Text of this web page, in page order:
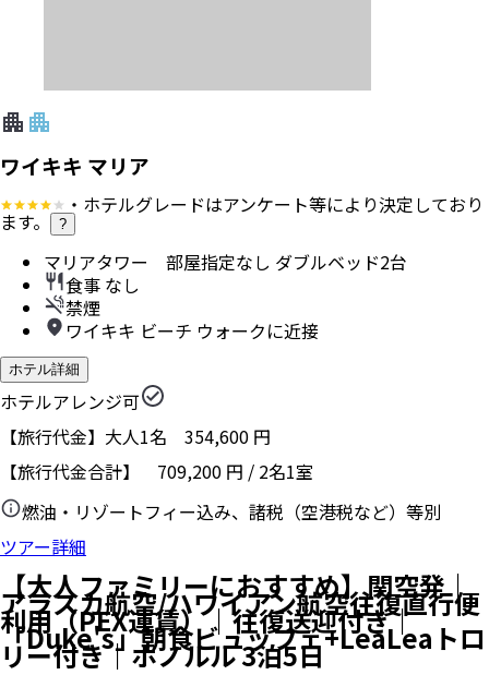
ワイキキ マリア
・ホテルグレードはアンケート等により決定しており
ます。 ?
マリアタワー 部屋指定なし ダブルベッド2台
食事 なし
禁煙
ワイキキ ビーチ ウォークに近接
ホテル詳細
ホテルアレンジ可
【旅行代金】大人1名 354,600 円
【旅行代金合計】 709,200 円 / 2名1室
燃油・リゾートフィー込み、諸税（空港税など）等別
ツアー詳細
【大人ファミリーにおすすめ】関空発｜
アラスカ航空/ハワイアン航空往復直行便
利用（PEX運賃）｜往復送迎付き｜
「Duke's」朝食ビュッフェ+LeaLeaトロ
リー付き｜ホノルル 3泊5日